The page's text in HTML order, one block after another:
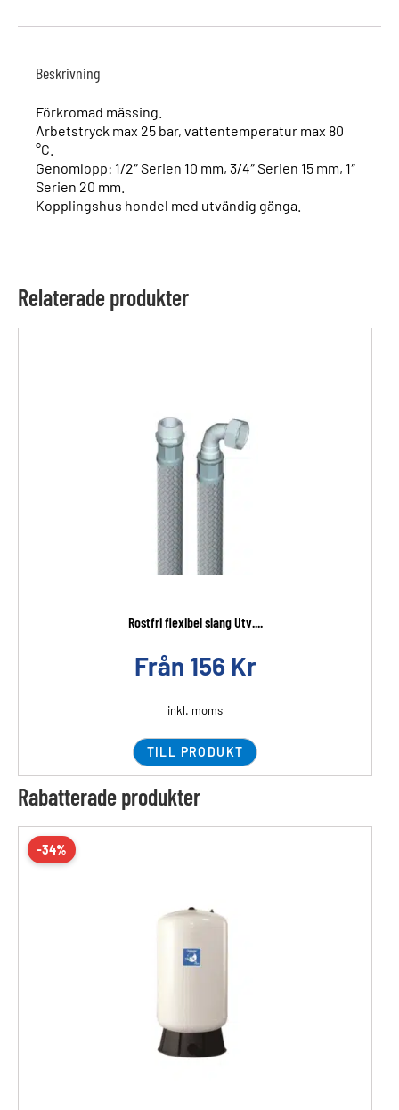
Beskrivning
Förkromad mässing.
Arbetstryck max 25 bar, vattentemperatur max 80
°C.
Genomlopp: 1/2″ Serien 10 mm, 3/4″ Serien 15 mm, 1″
Serien 20 mm.
Kopplingshus hondel med utvändig gänga.
Relaterade produkter
Rostfri flexibel slang Utv....
Från 156 Kr
inkl. moms
TILL PRODUKT
Rabatterade produkter
-34%